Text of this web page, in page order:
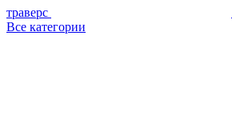
траверс
Все категории